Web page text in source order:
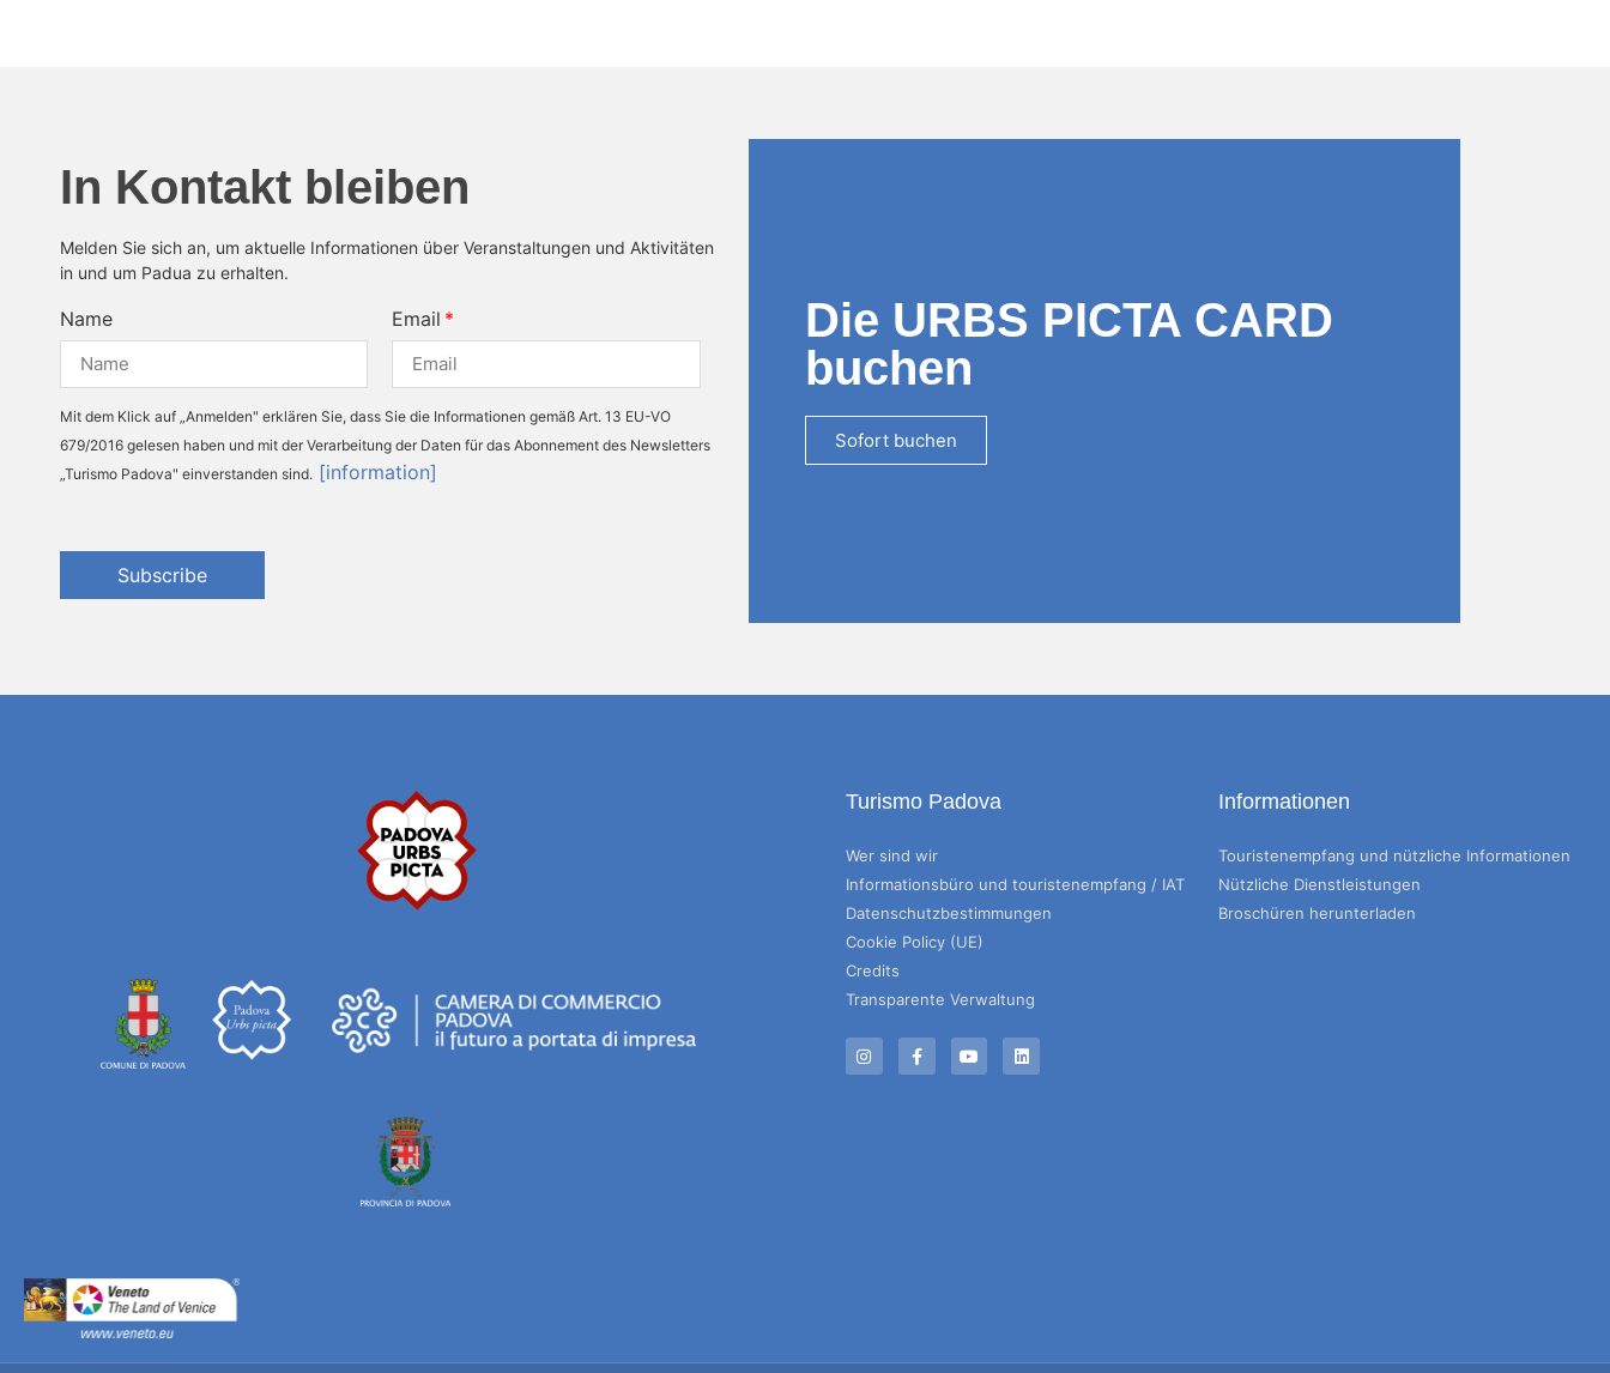
In Kontakt bleiben
Melden Sie sich an, um aktuelle Informationen über Veranstaltungen und Aktivitäten
in und um Padua zu erhalten.
Name Email
Mit dem Klick auf „Anmelden" erklären Sie, dass Sie die Informationen gemäß Art. 13 EU-VO
679/2016 gelesen haben und mit der Verarbeitung der Daten für das Abonnement des Newsletters
„Turismo Padova" einverstanden sind. [information]
Subscribe
Die URBS PICTA CARD
buchen
Sofort buchen
Turismo Padova
Wer sind wir
Informationsbüro und touristenempfang / IAT
Datenschutzbestimmungen
Cookie Policy (UE)
Credits
Transparente Verwaltung
Informationen
Touristenempfang und nützliche Informationen
Nützliche Dienstleistungen
Broschüren herunterladen